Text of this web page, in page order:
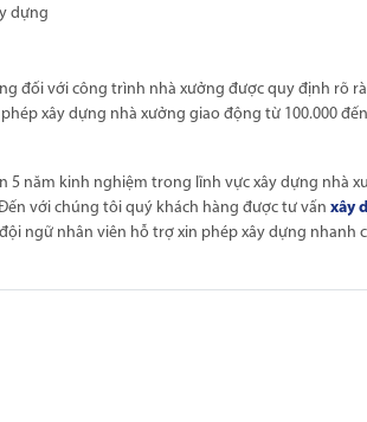
dựng
đối với công trình nhà xưởng được quy định rõ
xây dựng nhà xưởng giao động từ 100.000 đến
5 năm kinh nghiệm trong lĩnh vực xây dựng nhà
với chúng tôi quý khách hàng được tư vấn xây
ngữ nhân viên hỗ trợ xin phép xây dựng nhanh